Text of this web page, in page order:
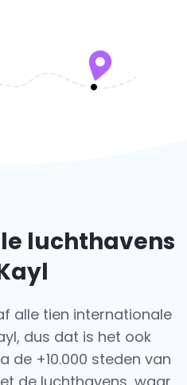
luchthavens
alle tien internationale
dus dat is het ook
de +10.000 steden van